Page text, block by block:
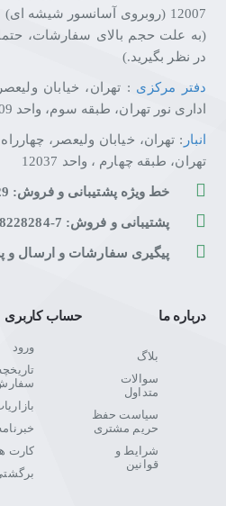
12007 (روبروی آسانسور شیشه ای)
در نظر بگیرید.)
دفتر مرکزی : تهران، خیابان
اداری نور تهران، طبقه سوم، واحد 1509
انبار : تهران، خیابان ولیعصر،
تهران، طبقه چهارم ، واحد 12037
خط ویژه پشتیبانی و فروش: 57129-021
پشتیبانی و فروش: 7-88228284-021
پیگیری سفارشات و ارسال و پشتیبانی:
درباره ما
بلاگ
سوالات
متداول
سیاست حفظ
حریم مشتری
شرایط و
قوانین
حساب کاربری
ورود
کارت